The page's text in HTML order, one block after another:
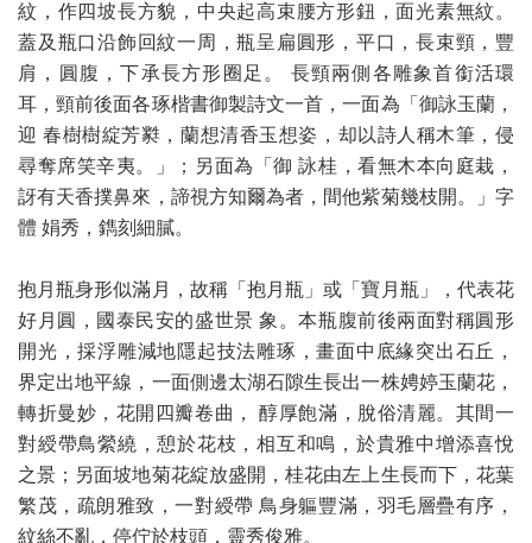
紋，作四坡長方貌，中央起高束腰方形鈕，面光素無紋。
蓋及瓶口沿飾回紋一周，瓶呈扁圓形，平口，長束頸，豐
肩，圓腹，下承長方形圈足。 長頸兩側各雕象首銜活環
耳，頸前後面各琢楷書御製詩文一首，一面為「御詠玉蘭，
迎 春樹樹綻芳㽔，蘭想清香玉想姿，却以詩人稱木筆，侵
尋奪席笑辛夷。」；另面為「御 詠桂，看無木本向庭栽，
訝有天香撲鼻來，諦視方知爾為者，間他紫菊幾枝開。」字
體 娟秀，鐫刻細膩。
抱月瓶身形似滿月，故稱「抱月瓶」或「寶月瓶」，代表花
好月圓，國泰民安的盛世景 象。本瓶腹前後兩面對稱圓形
開光，採浮雕減地隱起技法雕琢，畫面中底緣突出石丘，
界定出地平線，一面側邊太湖石隙生長出一株娉婷玉蘭花，
轉折曼妙，花開四瓣卷曲， 醇厚飽滿，脫俗清麗。其間一
對綬帶鳥縈繞，憩於花枝，相互和鳴，於貴雅中增添喜悅
之景；另面坡地菊花綻放盛開，桂花由左上生長而下，花葉
繁茂，疏朗雅致，一對綬帶 鳥身軀豐滿，羽毛層疊有序，
紋絲不亂，停佇於枝頭，靈秀俊雅。